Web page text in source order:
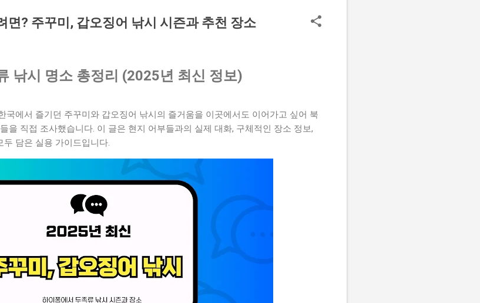
면? 주꾸미, 갑오징어 낚시 시즌과 추천 장소
낚시 명소 총정리 (2025년 최신 정보)
국에서 즐기던 주꾸미와 갑오징어 낚시의 즐거움을 이곳에서도 이어가고 싶어 북
을 직접 조사했습니다. 이 글은 현지 어부들과의 실제 대화, 구체적인 장소 정보,
담은 실용 가이드입니다.